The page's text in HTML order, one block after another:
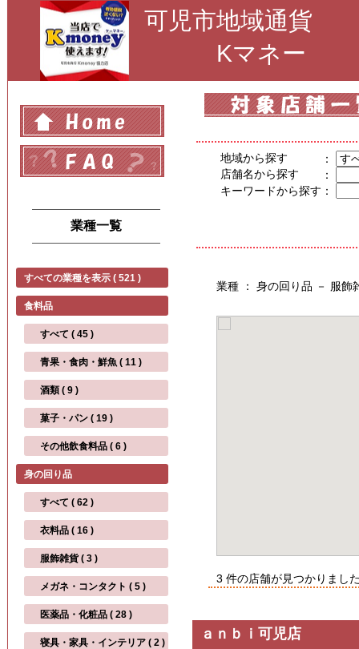
可児市地域通貨
Kマネー
業種一覧
すべての業種を表示 ( 521 )
食料品
すべて ( 45 )
青果・食肉・鮮魚 ( 11 )
酒類 ( 9 )
菓子・パン ( 19 )
その他飲食料品 ( 6 )
身の回り品
すべて ( 62 )
衣料品 ( 16 )
服飾雑貨 ( 3 )
メガネ・コンタクト ( 5 )
医薬品・化粧品 ( 28 )
寝具・家具・インテリア ( 2 )
地域から探す
：
店舗名から探す
：
キーワードから探す ：
業種 ： 身の回り品 － 服
3 件の店舗が見つかりまし
ａｎｂｉ可児店